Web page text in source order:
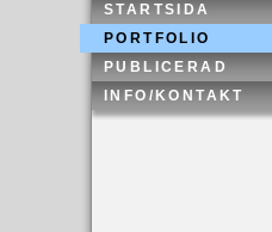
STARTSIDA
PORTFOLIO
PUBLICERAD
INFO/KONTAKT